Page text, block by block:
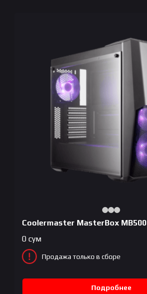
По убыванию цены
Coolermaster MasterBox MB500
0 сум
Продажа только в сборе
Подробнее